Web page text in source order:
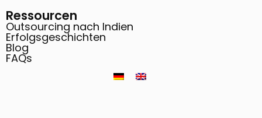
Ressourcen
Outsourcing nach Indien
Erfolgsgeschichten
Blog
FAQs